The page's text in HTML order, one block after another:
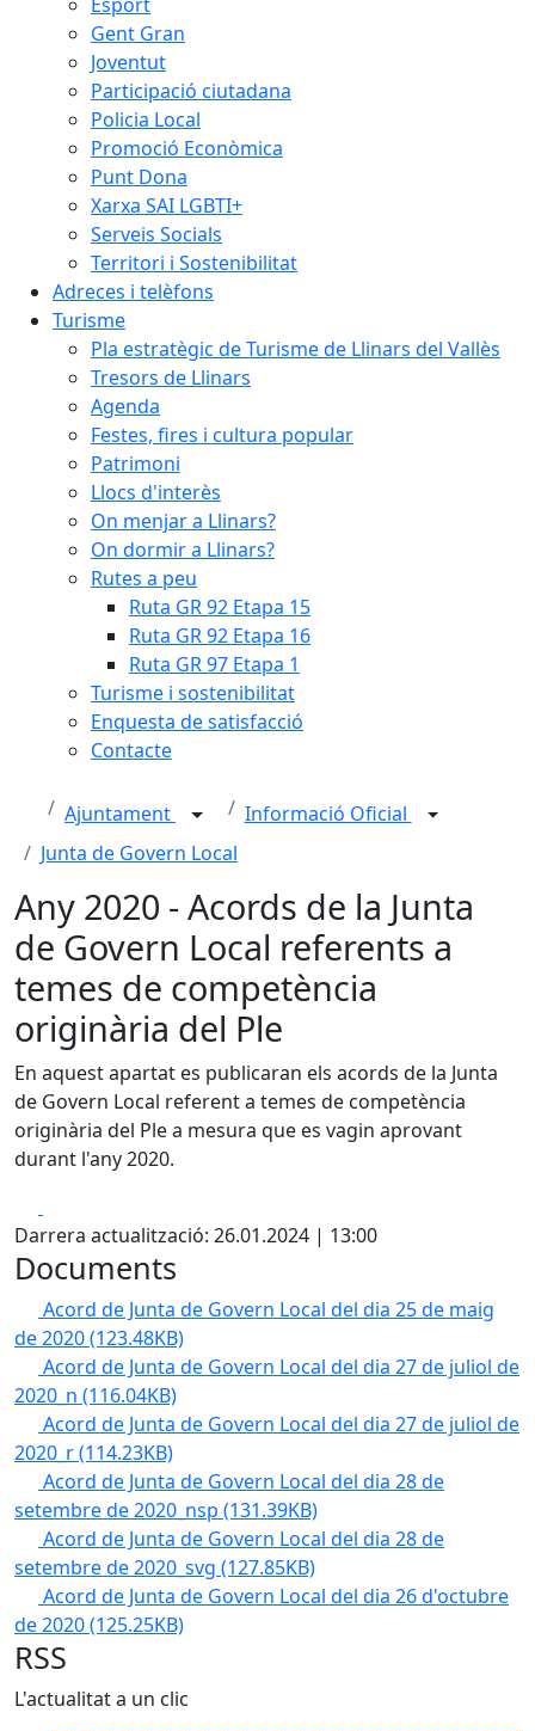
Gent Gran
Joventut
Participació ciutadana
Policia Local
Promoció Econòmica
Punt Dona
Xarxa SAI LGBTI+
Serveis Socials
Territori i Sostenibilitat
Adreces i telèfons
Turisme
Pla estratègic de Turisme de Llinars del Vallès
Tresors de Llinars
Agenda
Festes, fires i cultura popular
Patrimoni
Llocs d'interès
On menjar a Llinars?
On dormir a Llinars?
Rutes a peu
Ruta GR 92 Etapa 15
Ruta GR 92 Etapa 16
Ruta GR 97 Etapa 1
Turisme i sostenibilitat
Enquesta de satisfacció
Contacte
Ajuntament
Informació Oficial
Junta de Govern Local
Any 2020 - Acords de la Junta
de Govern Local referents a
temes de competència
originària del Ple
En aquest apartat es publicaran els acords de la Junta
de Govern Local referent a temes de competència
originària del Ple a mesura que es vagin aprovant
durant l'any 2020.
Darrera actualització: 26.01.2024 | 13:00
Documents
Acord de Junta de Govern Local del dia 25 de maig
de 2020(123.48KB)
Acord de Junta de Govern Local del dia 27 de juliol de
2020_n (116.04KB)
Acord de Junta de Govern Local del dia 27 de juliol de
2020_r(114.23KB)
Acord de Junta de Govern Local del dia 28 de
setembre de 2020_nsp (131.39KB)
Acord de Junta de Govern Local del dia 28 de
setembre de 2020_svg (127.85KB)
Acord de Junta de Govern Local del dia 26 d'octubre
de 2020(125.25KB)
RSS
L'actualitat a un clic